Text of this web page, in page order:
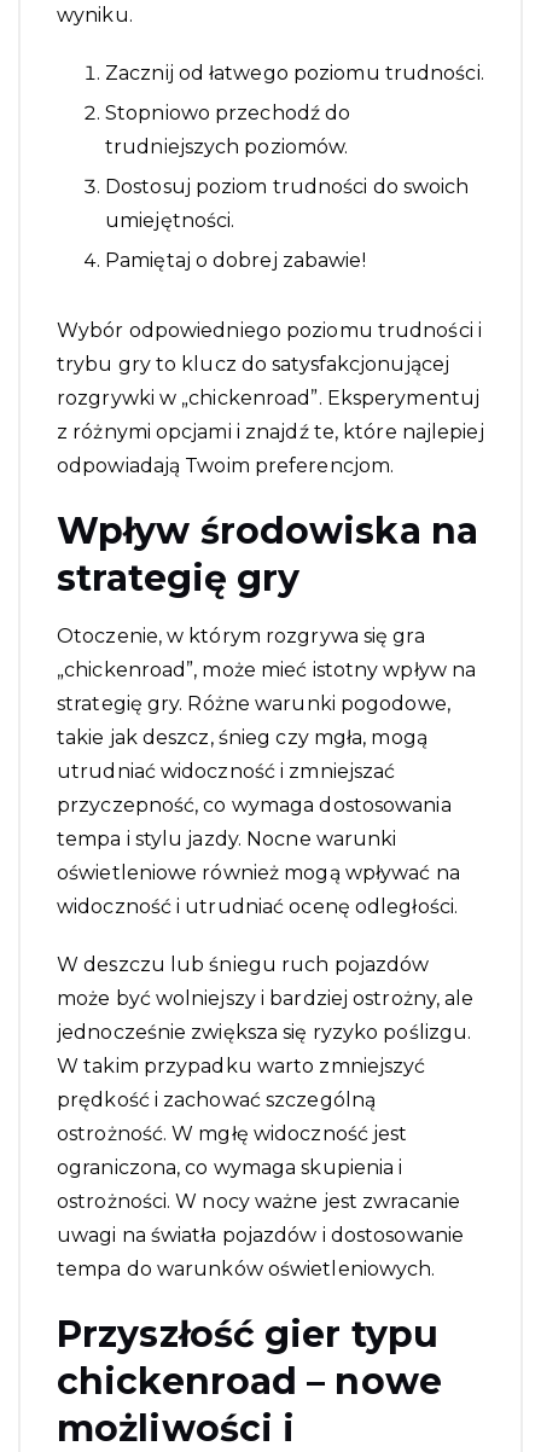
wyniku.
Zacznij od łatwego poziomu trudności.
Stopniowo przechodź do
trudniejszych poziomów.
Dostosuj poziom trudności do swoich
umiejętności.
Pamiętaj o dobrej zabawie!
Wybór odpowiedniego poziomu trudności i
trybu gry to klucz do satysfakcjonującej
rozgrywki w „chickenroad”. Eksperymentuj
z różnymi opcjami i znajdź te, które najlepiej
odpowiadają Twoim preferencjom.
Wpływ środowiska na
strategię gry
Otoczenie, w którym rozgrywa się gra
„chickenroad”, może mieć istotny wpływ na
strategię gry. Różne warunki pogodowe,
takie jak deszcz, śnieg czy mgła, mogą
utrudniać widoczność i zmniejszać
przyczepność, co wymaga dostosowania
tempa i stylu jazdy. Nocne warunki
oświetleniowe również mogą wpływać na
widoczność i utrudniać ocenę odległości.
W deszczu lub śniegu ruch pojazdów
może być wolniejszy i bardziej ostrożny, ale
jednocześnie zwiększa się ryzyko poślizgu.
W takim przypadku warto zmniejszyć
prędkość i zachować szczególną
ostrożność. W mgłę widoczność jest
ograniczona, co wymaga skupienia i
ostrożności. W nocy ważne jest zwracanie
uwagi na światła pojazdów i dostosowanie
tempa do warunków oświetleniowych.
Przyszłość gier typu
chickenroad – nowe
możliwości i